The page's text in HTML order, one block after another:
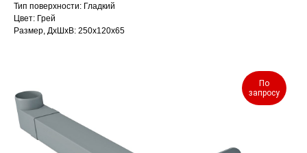
Тип поверхности: Гладкий
Цвет: Грей
Размер, ДхШхВ: 250х120х65
По
запросу